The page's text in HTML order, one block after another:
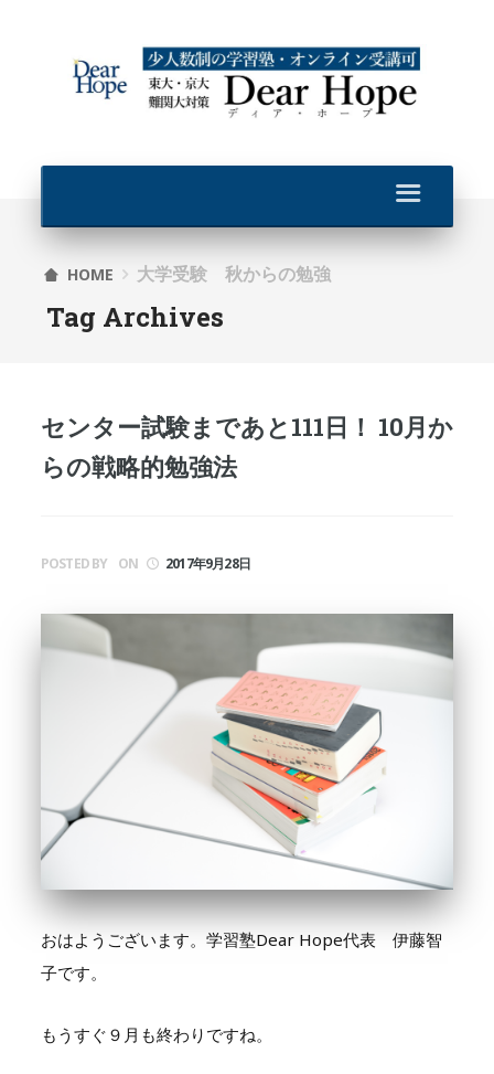
HOME 大学受験 秋からの勉強
Tag Archives
センター試験まであと111日！ 10月か
らの戦略的勉強法
POSTED BY ON 2017年9月28日
おはようございます。学習塾Dear Hope代表 伊藤智
子です。
もうすぐ９月も終わりですね。